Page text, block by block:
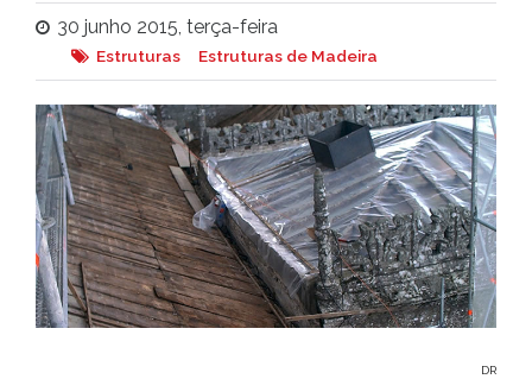
30 junho 2015, terça-feira
Estruturas Estruturas de Madeira
DR